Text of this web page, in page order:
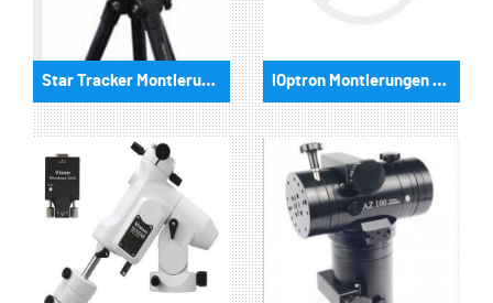
Star Tracker Montierungen iOptron Montierungen und Zubehör